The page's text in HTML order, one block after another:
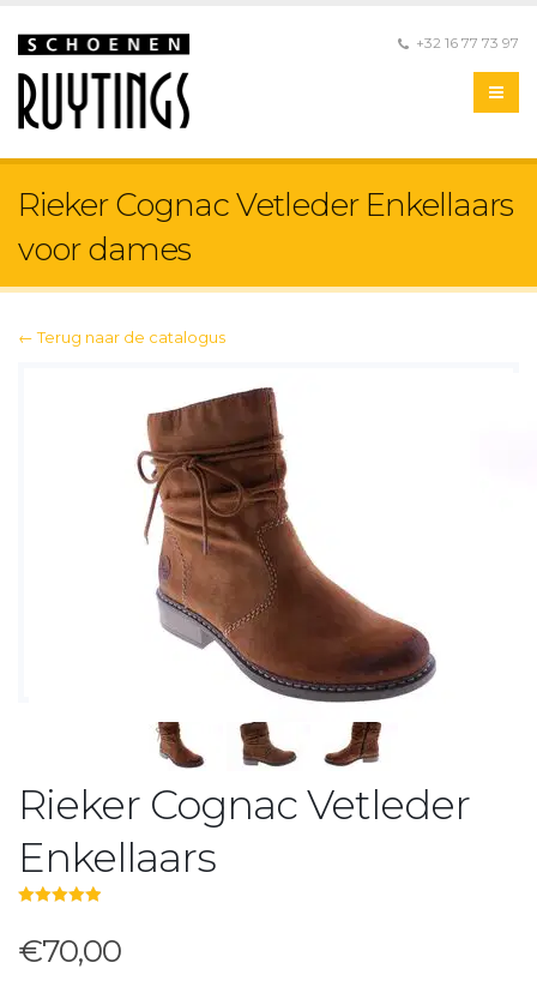
+32 16 77 73 97
Rieker Cognac Vetleder Enkellaars
voor dames
← Terug naar de catalogus
Rieker Cognac Vetleder
Enkellaars
€70,00